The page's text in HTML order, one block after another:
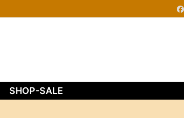
SHOP-SALE